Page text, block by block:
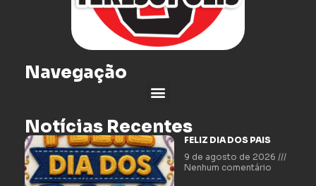
Navegação
Notícias Recentes
FELIZ DIA DOS PAIS
9 de agosto de 2026
Nenhum comentário